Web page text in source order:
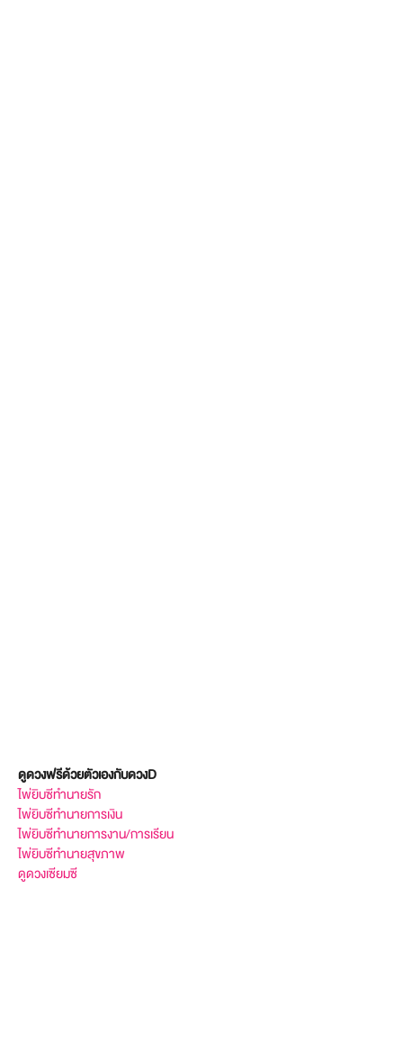
ดูดวงฟรีด้วยตัวเองกับดวงD
ไพ่ยิบซีทำนายรัก
ไพ่ยิบซีทำนายการเงิน
ไพ่ยิบซีทำนายการงาน/การเรียน
ไพ่ยิบซีทำนายสุขภาพ
ดูดวงเซียมซี